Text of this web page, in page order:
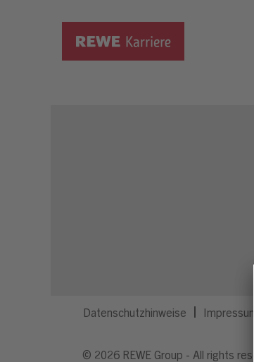
Datenschutzhinweise Impressum
© 2026 REWE Group - All rights